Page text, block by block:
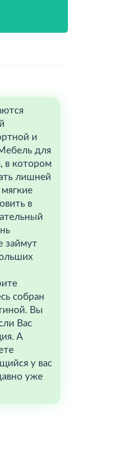
и
для
в котором
лишней
в
займут
собран
Вы
Вас
А
у вас
уже